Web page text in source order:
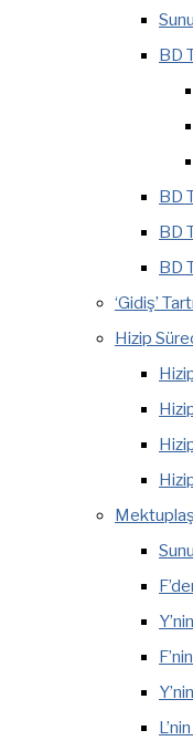
Sunu
BD
BD
BD
BD
‘Gidiş’
Hizip
Sunu